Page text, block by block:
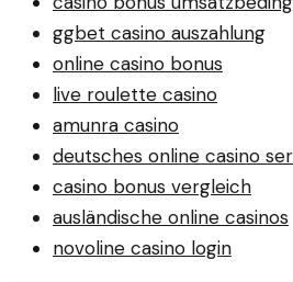
ggbet casino auszahlung
online casino bonus
live roulette casino
amunra casino
deutsches online casino
casino bonus vergleich
ausländische online casinos
novoline casino login